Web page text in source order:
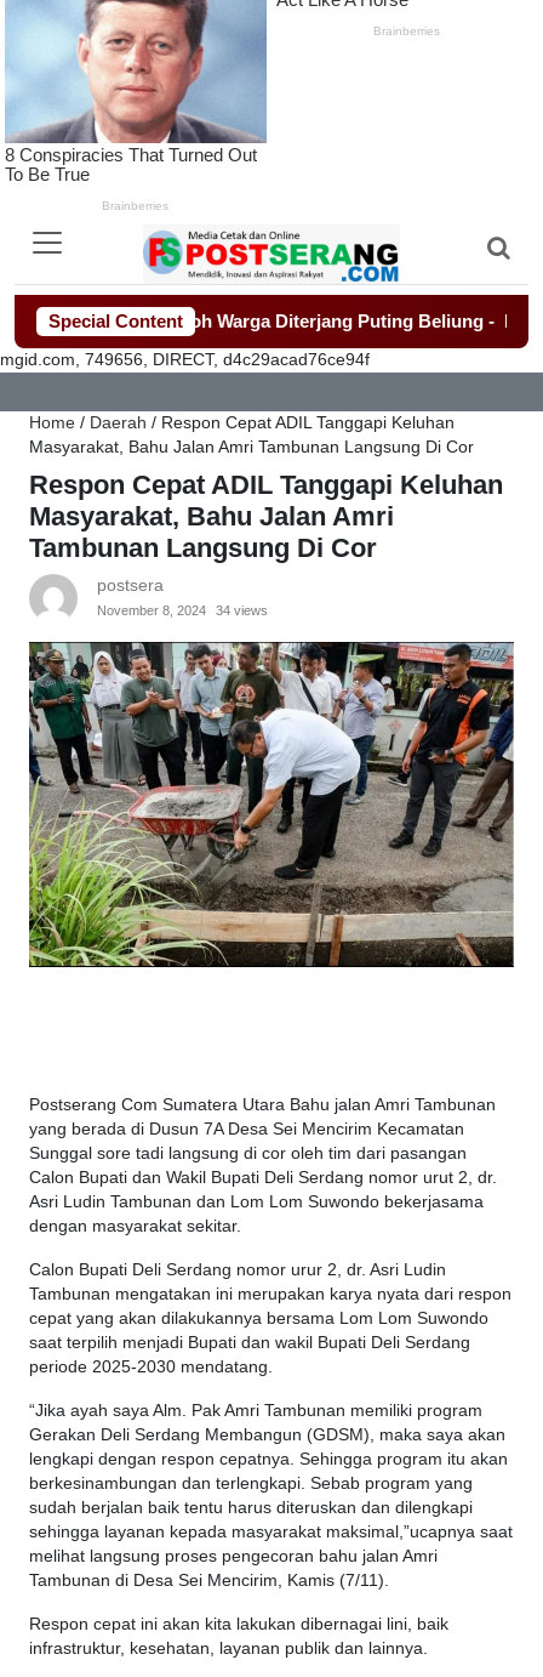
Special Content
Rumah Roboh Warga Diterjang Puting Beliung- Penjualan
mgid.com, 749656, DIRECT, d4c29acad76ce94f
Home / Daerah / Respon Cepat ADIL Tanggapi Keluhan
Masyarakat, Bahu Jalan Amri Tambunan Langsung Di Cor
Respon Cepat ADIL Tanggapi Keluhan
Masyarakat, Bahu Jalan Amri
Tambunan Langsung Di Cor
postsera
November 8, 2024 34 views
Postserang Com Sumatera Utara Bahu jalan Amri Tambunan
yang berada di Dusun 7A Desa Sei Mencirim Kecamatan
Sunggal sore tadi langsung di cor oleh tim dari pasangan
Calon Bupati dan Wakil Bupati Deli Serdang nomor urut 2, dr.
Asri Ludin Tambunan dan Lom Lom Suwondo bekerjasama
dengan masyarakat sekitar.
Calon Bupati Deli Serdang nomor urur 2, dr. Asri Ludin
Tambunan mengatakan ini merupakan karya nyata dari respon
cepat yang akan dilakukannya bersama Lom Lom Suwondo
saat terpilih menjadi Bupati dan wakil Bupati Deli Serdang
periode 2025-2030 mendatang.
“Jika ayah saya Alm. Pak Amri Tambunan memiliki program
Gerakan Deli Serdang Membangun (GDSM), maka saya akan
lengkapi dengan respon cepatnya. Sehingga program itu akan
berkesinambungan dan terlengkapi. Sebab program yang
sudah berjalan baik tentu harus diteruskan dan dilengkapi
sehingga layanan kepada masyarakat maksimal,”ucapnya saat
melihat langsung proses pengecoran bahu jalan Amri
Tambunan di Desa Sei Mencirim, Kamis (7/11).
Respon cepat ini akan kita lakukan dibernagai lini, baik
infrastruktur, kesehatan, layanan publik dan lainnya.